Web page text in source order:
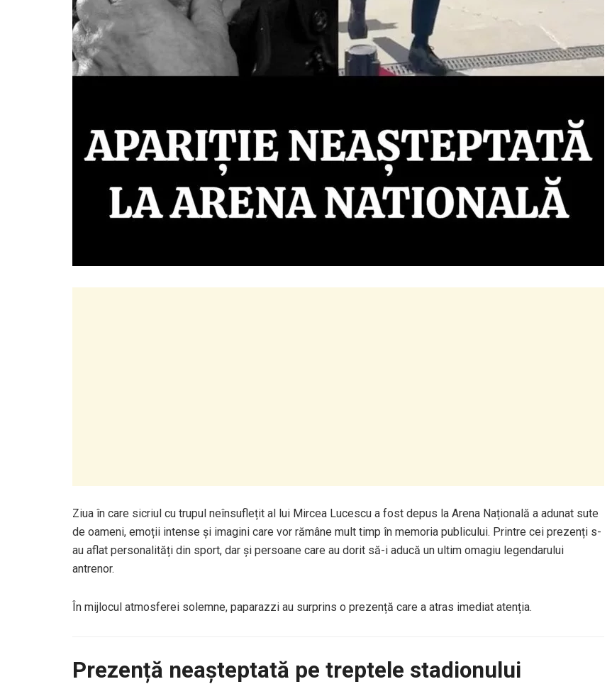
Ziua în care sicriul cu trupul neînsuflețit al lui Mircea Lucescu a fost depus la Arena Națională a adunat sute
de oameni, emoții intense și imagini care vor rămâne mult timp în memoria publicului. Printre cei prezenți s-
au aflat personalități din sport, dar și persoane care au dorit să-i aducă un ultim omagiu legendarului
antrenor.
În mijlocul atmosferei solemne, paparazzi au surprins o prezență care a atras imediat atenția.
Prezență neașteptată pe treptele stadionului